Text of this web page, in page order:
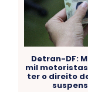
Detran-DF:
mil
ter o direito